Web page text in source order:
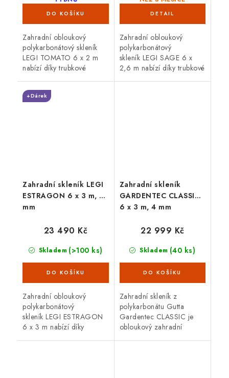
Zahradní obloukový
polykarbonátový skleník
LEGI TOMATO 6 x 2 m
nabízí díky trubkové
ocelové konstrukci
vysokou odolnost proti
Zahradní obloukový
polykarbonátový
skleník LEGI SAGE 6 x
2,6 m nabízí díky trubkové
Zahradní skleník LEGI
ESTRAGON 6 x 3 m, 4
mm
+Dárek
Skladem (>100 ks)
23 490 Kč
Zahradní obloukový
polykarbonátový
skleník LEGI ESTRAGON
6 x 3 m nabízí díky
Zahradní skleník
GARDENTEC CLASSIC
6 x 3 m, 4 mm
Skladem (40 ks)
22 999 Kč
Zahradní skleník z
polykarbonátu Gutta
Gardentec CLASSIC je
obloukový zahradní